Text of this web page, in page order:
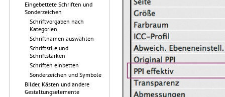
Eingebettete Schriften und
Sonderzeichen
Schriftvorgaben nach
Kategorien
Schriftnamen auswählen
Schriftstile und
Schriftstärken
Schriften einbetten
Sonderzeichen und Symbole
Bilder, Kästen und andere
Gestaltungselemente